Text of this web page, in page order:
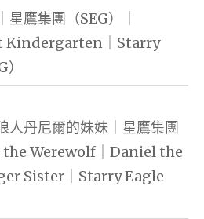
鷹集團（SEG）｜
Kindergarten｜Starry
人丹尼爾的妹妹｜星鷹集團
the Werewolf｜Daniel the
Sister｜Starry Eagle